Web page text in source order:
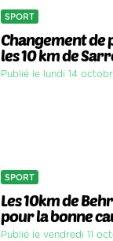
SPORT
Changement de
les 10 km de
Publié le lundi 14
SPORT
Les 10km de
pour la bonne
Publié le vendredi 11